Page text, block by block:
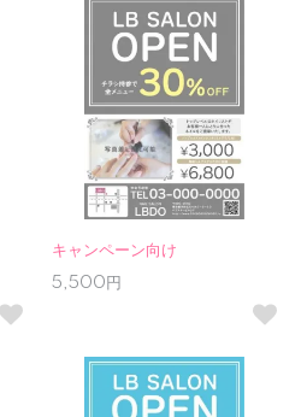
キャンペーン向け
5,500円